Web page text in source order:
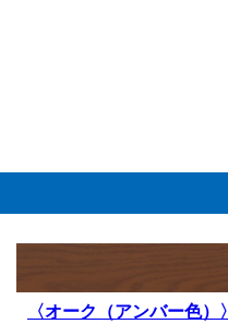
〈オーク（アンバー色）〉